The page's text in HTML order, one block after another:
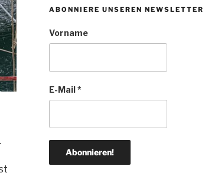
ABONNIERE UNSEREN NEWSLETTER
Vorname
E-Mail*